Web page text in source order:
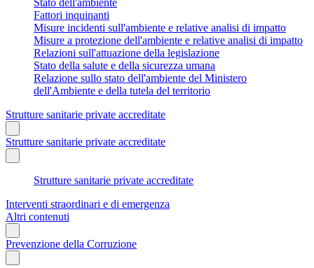
Fattori inquinanti
Misure incidenti sull'ambiente e relative analisi di impatto
Misure a protezione dell'ambiente e relative analisi di impatto
Relazioni sull'attuazione della legislazione
Stato della salute e della sicurezza umana
Relazione sullo stato dell'ambiente del Ministero
dell'Ambiente e della tutela del territorio
Strutture sanitarie private accreditate
Strutture sanitarie private accreditate
Strutture sanitarie private accreditate
Interventi straordinari e di emergenza
Altri contenuti
Prevenzione della Corruzione